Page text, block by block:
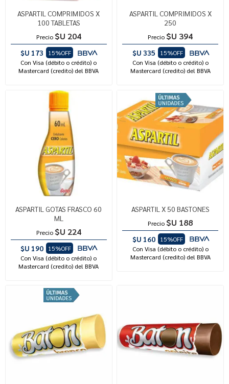
ASPARTIL COMPRIMIDOS X
100 TABLETAS
Precio $U 204
$U 173
15%OFF
Con Visa (débito o crédito) o
Mastercard (credito) del BBVA
ASPARTIL COMPRIMIDOS X
250
Precio $U 394
$U 335
15%OFF
Con Visa (débito o crédito) o
Mastercard (credito) del BBVA
ASPARTIL GOTAS FRASCO 60
ML
Precio $U 224
$U 190
15%OFF
Con Visa (débito o crédito) o
Mastercard (credito) del BBVA
ASPARTIL X 50 BASTONES
Precio $U 188
$U 160
15%OFF
Con Visa (débito o crédito) o
Mastercard (credito) del BBVA